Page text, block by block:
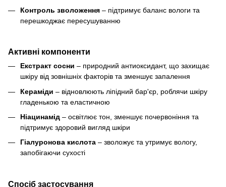
Контроль зволоження – підтримує баланс вологи та
перешкоджає пересушуванню
Активні компоненти
Екстракт сосни – природний антиоксидант, що захищає
шкіру від зовнішніх факторів та зменшує запалення
Кераміди – відновлюють ліпідний бар'єр, роблячи шкіру
гладенькою та еластичною
Ніацинамід – освітлює тон, зменшує почервоніння та
підтримує здоровий вигляд шкіри
Гіалуронова кислота – зволожує та утримує вологу,
запобігаючи сухості
Спосіб застосування